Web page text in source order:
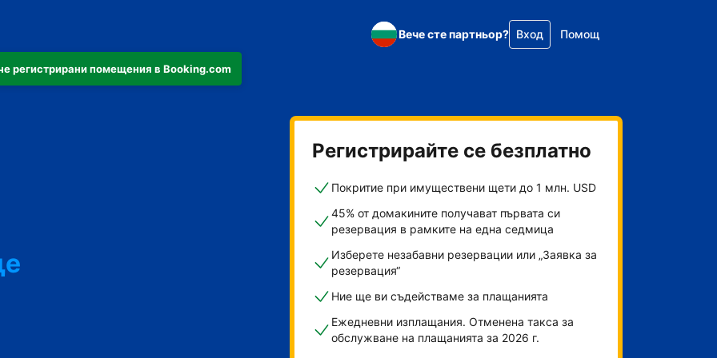
регистрирани помещения в Booking.com
Вече сте партньор? Вход Помощ
Регистрирайте се безплатно
Покритие при имуществени щети до 1 млн. USD
45% от домакините получават първата си
резервация в рамките на една седмица
Изберете незабавни резервации или „Заявка за
резервация“
Ние ще ви съдействаме за плащанията
Ежедневни изплащания. Отменена такса за
обслужване на плащанията за 2026 г.